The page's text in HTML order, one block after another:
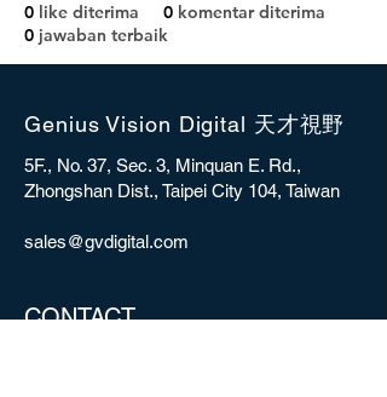
0 like diterima 0 komentar diterima
0 jawaban terbaik
Genius Vision Digital 天才視野
5F., No. 37, Sec. 3, Minquan E. Rd.,
Zhongshan Dist., Taipei City 104, Taiwan
sales@gvdigital.com
CONTACT